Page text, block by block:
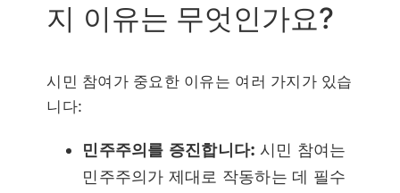
지 이유는 무엇인가요?
시민 참여가 중요한 이유는 여러 가지가 있습
니다:
민주주의를 증진합니다: 시민 참여는
민주주의가 제대로 작동하는 데 필수